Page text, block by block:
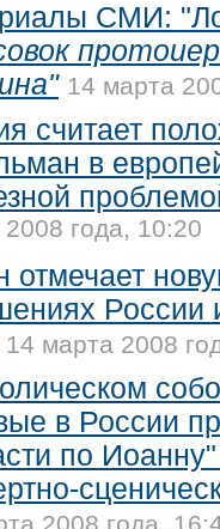
СМИ:
14 марта
считает
в
года, 10:20
отмечает
России
14 марта 2008
в России
по